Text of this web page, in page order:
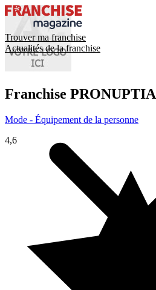
Trouver ma franchise
Actualités de la franchise
Franchise PRONUPTIA
Mode - Équipement de la personne
4,6